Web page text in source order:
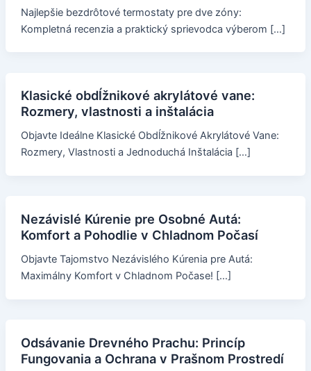
Najlepšie bezdrôtové termostaty pre dve zóny:
Kompletná recenzia a praktický sprievodca výberom […]
Klasické obdĺžnikové akrylátové vane:
Rozmery, vlastnosti a inštalácia
Objavte Ideálne Klasické Obdĺžnikové Akrylátové Vane:
Rozmery, Vlastnosti a Jednoduchá Inštalácia […]
Nezávislé Kúrenie pre Osobné Autá:
Komfort a Pohodlie v Chladnom Počasí
Objavte Tajomstvo Nezávislého Kúrenia pre Autá:
Maximálny Komfort v Chladnom Počase! […]
Odsávanie Drevného Prachu: Princíp
Fungovania a Ochrana v Prašnom Prostredí